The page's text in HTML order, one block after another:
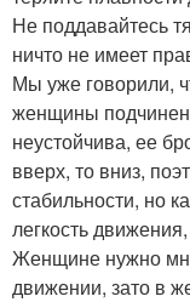
Не поддавайтесь
ничто не имеет
Мы уже говорили,
женщины
неустойчива, ее
вверх, то вниз,
стабильности, но
легкость
Женщине нужно
движении, зато в